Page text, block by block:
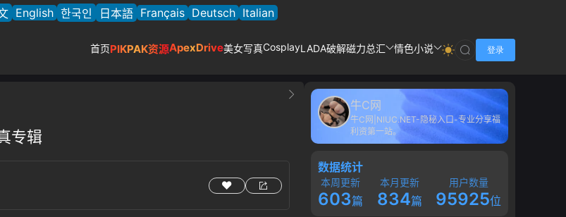
English 한국인 日本語 Français Deutsch Italian
首页PIKPAK资源ApexDrive美女写真CosplayLADA破解磁力总汇 情色小说 登录
专辑
牛C网
牛C网|NIUC.NET-隐秘入口-专业分享福
利资第一站。
数据统计
本周更新
603篇
本月更新
834篇
用户数量
95925位